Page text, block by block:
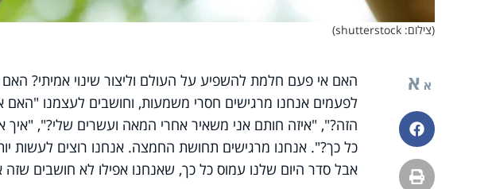
(צילום: shutterstock)
א א
פייסבוק
הדפסה
האם אי פעם חלמת להשפיע על העולם וליצור שינוי אמיתי?
לפעמים אנחנו מרגישים חסרי משמעות, וחושבים לעצמנו
הזה?", "איזה חותם אני משאיר אחרי המאה ועשרים שלי?", "איך
כל כך?". אנחנו מרגישים תחושת החמצה. אנחנו רוצים לעשות
אבל סדר היום שלנו עמוס כל כך, שאנחנו אפילו לא חושבים שזה